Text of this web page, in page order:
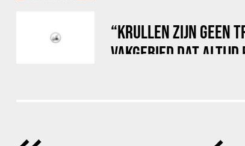
“KRULLEN ZIJN GEEN
VAKGEBIED DAT ALTIJD